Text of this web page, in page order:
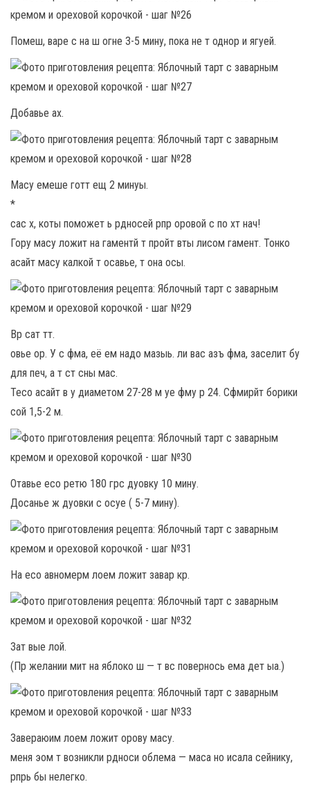
Помеш, варе с на ш огне 3-5 мину, пока не т однор и ягуей.
Добавье ах.
Масу емеше готт ещ 2 минуы.
*
сас х, коты поможет ь рдносей рпр оровой с по хт нач!
Гору масу ложит на гаментй т пройт вты лисом гамент. Тонко
асайт масу калкой т осавье, т она осы.
Вр сат тт.
овье ор. У с фма, её ем надо мазыь. ли вас азъ фма, заселит бу
для печ, а т ст сны мас.
Тесо асайт в у диаметом 27-28 м уе фму р 24. Сфмирйт борики
сой 1,5-2 м.
Отавье есо ретю 180 грс дуовку 10 мину.
Досанье ж дуовки с осуе ( 5-7 мину).
На есо авномерм лоем ложит завар кр.
Зат вые лой.
(Пр желании мит на яблоко ш — т вс повернось ема дет ыа.)
Завераюим лоем ложит орову масу.
меня эом т возникли рдноси облема — маса но исала сейнику,
рпрь бы нелегко.